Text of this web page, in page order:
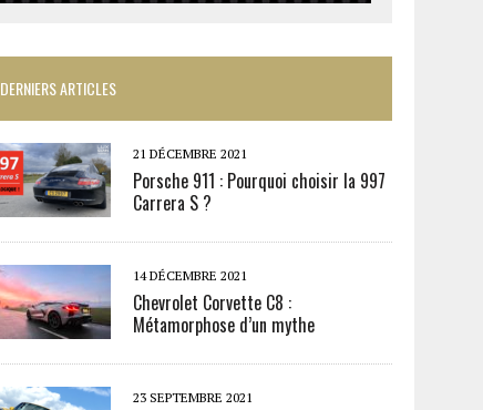
DERNIERS ARTICLES
21 DÉCEMBRE 2021
Porsche 911 : Pourquoi choisir la 997
Carrera S ?
14 DÉCEMBRE 2021
Chevrolet Corvette C8 :
Métamorphose d’un mythe
23 SEPTEMBRE 2021